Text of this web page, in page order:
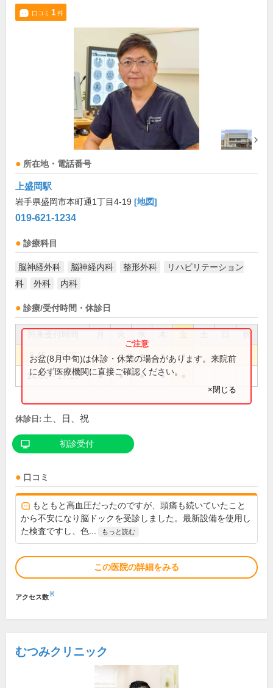
口コミ 1件
所在地・電話番号
上盛岡駅
岩手県盛岡市本町通1丁目4-19 [地図]
019-621-1234
診療科目
脳神経外科 脳神経内科 整形外科
リハビリテーション
科
外科 内科
診療/受付時間・休診日
8:45～12:00 ● ● ● ● ●
14:00～17:15 ● ● ● ●
お盆(8月中旬)は休診・休業の場合があります。来院前
に必ず医療機関に直接ご確認ください。
×閉じる
休診日: 土、日、祝
初診受付
口コミ
もともと高血圧だったのですが、頭痛も続いていたこと
から不安になり脳ドックを受診しました。最新設備を使用し
た検査ですし、色...
もっと読む
この医院の詳細をみる
アクセス数※
むつみクリニック